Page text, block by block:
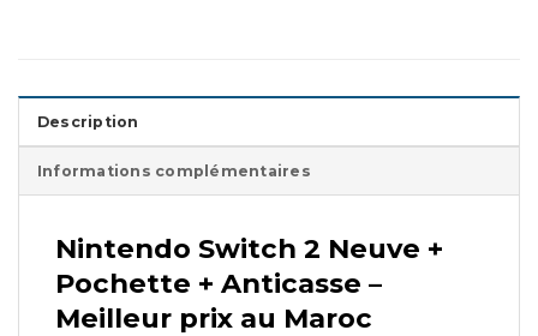
Description
Informations complémentaires
Nintendo Switch 2 Neuve +
Pochette + Anticasse –
Meilleur prix au Maroc